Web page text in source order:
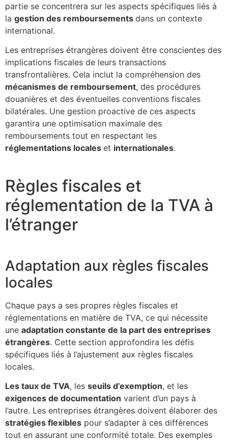
partie se concentrera sur les aspects spécifiques liés à
la gestion des remboursements dans un contexte
international.
Les entreprises étrangères doivent être conscientes des
implications fiscales de leurs transactions
transfrontalières. Cela inclut la compréhension des
mécanismes de remboursement, des procédures
douanières et des éventuelles conventions fiscales
bilatérales. Une gestion proactive de ces aspects
garantira une optimisation maximale des
remboursements tout en respectant les
réglementations locales et internationales.
Règles fiscales et
réglementation de la TVA à
l’étranger
Adaptation aux règles fiscales
locales
Chaque pays a ses propres règles fiscales et
réglementations en matière de TVA, ce qui nécessite
une adaptation constante de la part des entreprises
étrangères. Cette section approfondira les défis
spécifiques liés à l’ajustement aux règles fiscales
locales.
Les taux de TVA, les seuils d’exemption, et les
exigences de documentation varient d’un pays à
l’autre. Les entreprises étrangères doivent élaborer des
stratégies flexibles pour s’adapter à ces différences
tout en assurant une conformité totale. Des exemples